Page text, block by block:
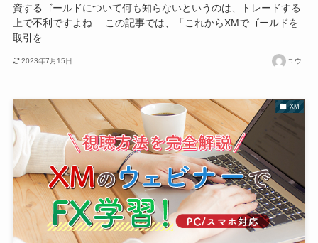
資するゴールドについて何も知らないというのは、トレードする
上で不利ですよね… この記事では、「これからXMでゴールドを
取引を...
2023年7月15日 ユウ
XM